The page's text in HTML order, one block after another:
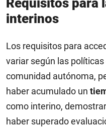
interinos
Los requisitos para
variar según las
comunidad autónoma,
haber acumulado un
como interino, demostrar
haber superado